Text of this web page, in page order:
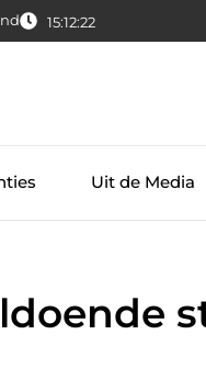
15:12:23
Uit de Media